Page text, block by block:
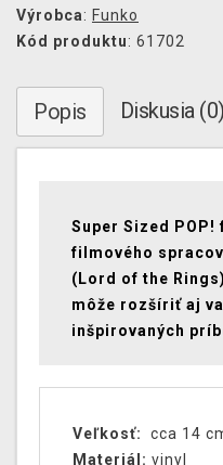
Výrobca: Funko
Kód produktu: 61702
Popis Diskusia (0)
Super Sized
filmového
(Lord of the
môže rozšíriť aj
inšpirovaných
Veľkosť:
cca 14
Materiál: vinyl